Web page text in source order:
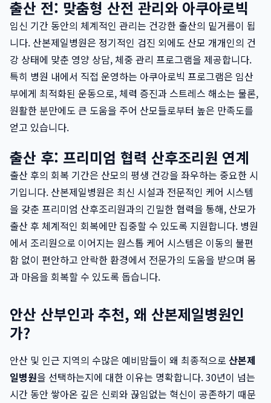
출산 전: 맞춤형 산전 관리와 아쿠아로빅
임신 기간 동안의 체계적인 관리는 건강한 출산의 밑거름이 됩
니다. 산본제일병원은 정기적인 검진 외에도 산모 개개인의 건
강 상태에 맞춘 영양 상담, 체중 관리 프로그램을 제공합니다.
특히 병원 내에서 직접 운영하는 아쿠아로빅 프로그램은 임산
부에게 최적화된 운동으로, 체력 증진과 스트레스 해소는 물론,
원활한 분만에도 큰 도움을 주어 산모들로부터 높은 만족도를
얻고 있습니다.
출산 후: 프리미엄 협력 산후조리원 연계
출산 후의 회복 기간은 산모의 평생 건강을 좌우하는 중요한 시
기입니다. 산본제일병원은 최신 시설과 전문적인 케어 시스템
을 갖춘 프리미엄 산후조리원과의 긴밀한 협력을 통해, 산모가
출산 후 체계적인 회복에만 집중할 수 있도록 지원합니다. 병원
에서 조리원으로 이어지는 원스톱 케어 시스템은 이동의 불편
함 없이 편안하고 안락한 환경에서 전문가의 도움을 받으며 몸
과 마음을 회복할 수 있도록 돕습니다.
안산 산부인과 추천, 왜 산본제일병원인
가?
안산 및 인근 지역의 수많은 예비맘들이 왜 최종적으로 산본제
일병원을 선택하는지에 대한 이유는 명확합니다. 30년이 넘는
시간 동안 쌓아온 깊은 신뢰와 끊임없는 혁신이 공존하기 때문